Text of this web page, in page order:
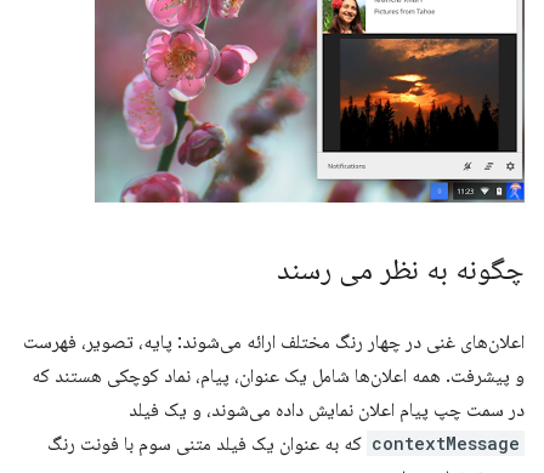
چگونه به نظر می رسند
اعلان‌های غنی در چهار رنگ مختلف ارائه می‌شوند: پایه، تصویر، فهرست
و پیشرفت. همه اعلان‌ها شامل یک عنوان، پیام، نماد کوچکی هستند که
در سمت چپ پیام اعلان نمایش داده می‌شوند، و یک فیلد
contextMessage که به عنوان یک فیلد متنی سوم با فونت رنگ